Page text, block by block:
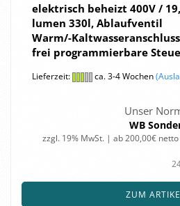
elek­trisch be­heizt 400V /
lu­men 330l, Ab­lauf­ven­til
Warm/-​Kaltwasseranschluss
frei pro­gram­mier­ba­re
Lieferzeit: ca. 3-4 Wochen
Unser
WB
zzgl. 19% MwSt. | ab 200,00€
ZUM